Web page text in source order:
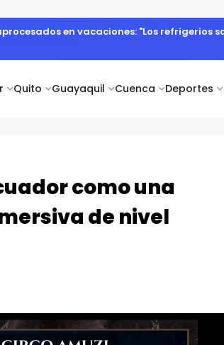
Quito Guayaquil Cuenca Deportes
en vacaciones: "Los refrigerios
como una
de nivel